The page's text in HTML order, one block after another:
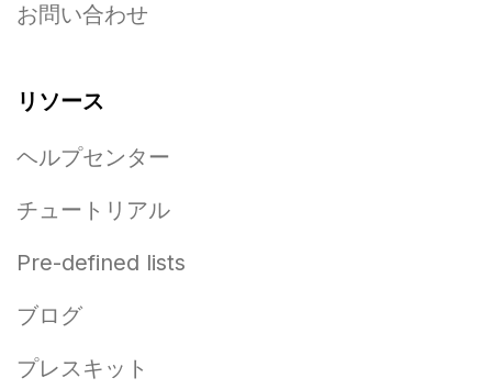
お問い合わせ
リソース
ヘルプセンター
チュートリアル
Pre-defined lists
ブログ
プレスキット